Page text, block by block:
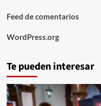
Feed de comentarios
WordPress.org
Te pueden interesar